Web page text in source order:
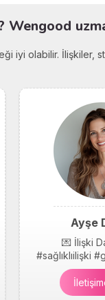
iyi olabilir. İlişkiler,
Ayşe
💌 İlişki
#sağlıklıilişki